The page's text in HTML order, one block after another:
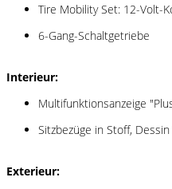
Tire Mobility Set: 12-Volt-
6-Gang-Schaltgetriebe
Interieur:
Multifunktionsanzeige
Sitzbezüge in Stoff,
Exterieur: